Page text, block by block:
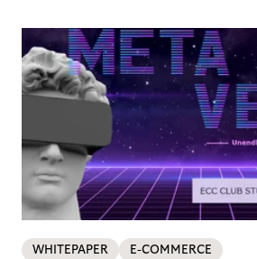
WHITEPAPER E-COMMERCE